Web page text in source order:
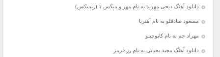
دانلود آهنگ دیجی مهربد به نام مهر و میکس ۱ (ریمیکس)
مسعود صادقلو به نام آهنربا
مهراد جم به نام کاپوچینو
دانلود آهنگ مجید یحیایی به نام رز قرمز